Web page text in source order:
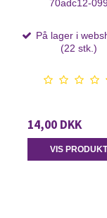
70adc12-
På lager i
(22 stk.)
14,00 DKK
VIS PRODUKT